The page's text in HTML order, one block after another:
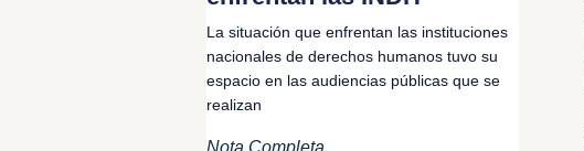
La situación que enfrentan las instituciones
nacionales de derechos humanos tuvo su
espacio en las audiencias públicas que se
realizan
Nota Completa